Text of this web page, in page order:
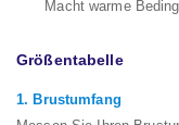
Macht warme
Größentabelle
1. Brustumfang